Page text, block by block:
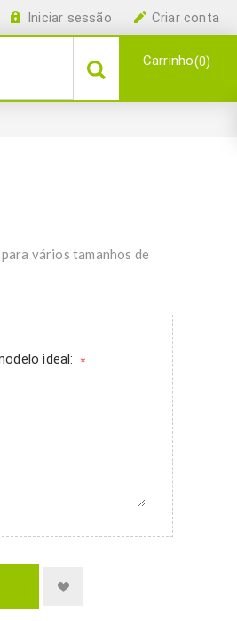
Criar conta
Iniciar sessão
Carrinho 0
vários tamanhos de
ideal: *